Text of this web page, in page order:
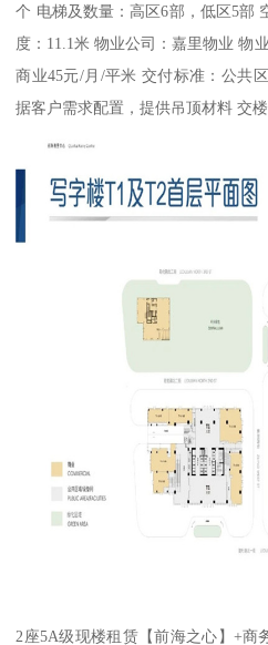
个 电梯及数量：高区6部，低区5部
度：11.1米 物业公司：嘉里物业 物
商业45元/月/平米 交付标准：公共
据客户需求配置，提供吊顶材料 交
2座5A级现楼租赁【前海之心】+商